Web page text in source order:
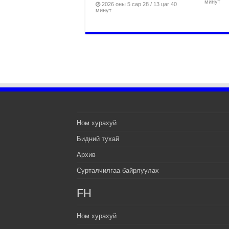
2026 оны 5 сар 28 / 13 цаг 40
минут
минут
Ном хурахуй
Бидний тухай
Архив
Сурталчилгаа байрлуулах
FH
Ном хурахуй